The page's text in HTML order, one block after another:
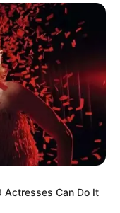
Actresses Can Do It